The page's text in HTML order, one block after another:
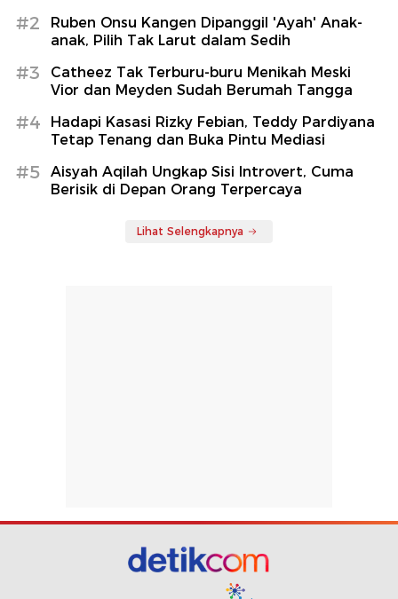
#2
Ruben Onsu Kangen Dipanggil 'Ayah' Anak-
anak, Pilih Tak Larut dalam Sedih
#3
Catheez Tak Terburu-buru Menikah Meski
Vior dan Meyden Sudah Berumah Tangga
#4
Hadapi Kasasi Rizky Febian, Teddy Pardiyana
Tetap Tenang dan Buka Pintu Mediasi
#5
Aisyah Aqilah Ungkap Sisi Introvert, Cuma
Berisik di Depan Orang Terpercaya
Lihat Selengkapnya